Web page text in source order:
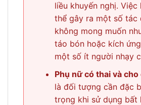
liều khuyến nghị. Việc
thể gây ra một số tác
không mong muốn
táo bón hoặc kích
một số ít người nhạy
Phụ nữ có thai và cho
là đối tượng cần đặc
trọng khi sử dụng bất